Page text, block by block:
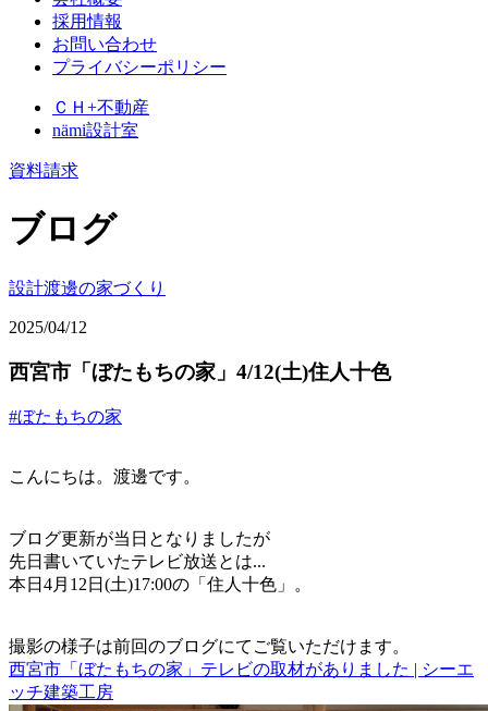
採用情報
お問い合わせ
プライバシーポリシー
ＣＨ+不動産
nämi設計室
資料請求
ブログ
設計渡邊の家づくり
2025/04/12
西宮市「ぼたもちの家」4/12(土)住人十色
#ぼたもちの家
こんにちは。渡邊です。
ブログ更新が当日となりましたが
先日書いていたテレビ放送とは...
本日4月12日(土)17:00の「住人十色」。
撮影の様子は前回のブログにてご覧いただけます。
西宮市「ぼたもちの家」テレビの取材がありました | シーエ
ッチ建築工房